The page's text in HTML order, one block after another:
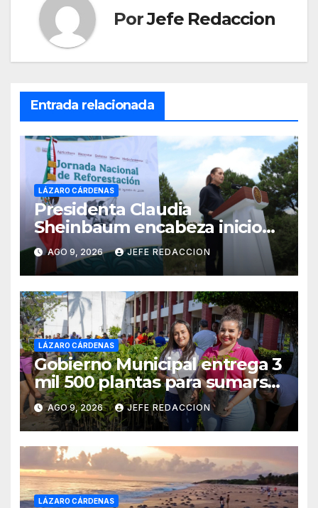
PorJefe Redaccion
Entrada relacionada
LÁZARO CÁRDENAS
Presidenta Claudia
Sheinbaum encabeza inicio
de la Jornada Nacional de
Reforestación 2026
AGO 9, 2026 JEFE REDACCION
LÁZARO CÁRDENAS
Gobierno Municipal entrega 3
mil 500 plantas para sumarse
a la Jornada Nacional de
Reforestación
AGO 9, 2026 JEFE REDACCION
LÁZARO CÁRDENAS